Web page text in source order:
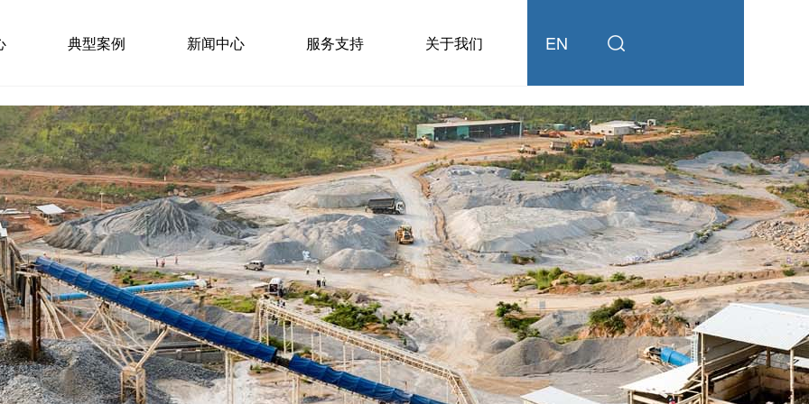
EN
典型案例 新闻中心 服务支持 关于我们